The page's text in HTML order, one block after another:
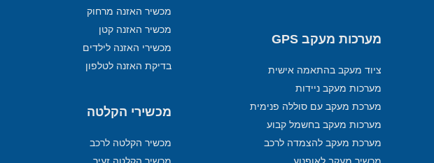
מערכות מעקב GPS
ציוד מעקב בהתאמה אישית
מערכות מעקב ניידות
מערכת מעקב עם סוללה פנימית
מערכות מעקב בחשמל קבוע
מערכת מעקב להצמדה לרכב
מכשיר מעקב לאופנוע
מכשיר האזנה מרחוק
מכשיר האזנה קטן
מכשירי האזנה לילדים
בדיקת האזנה לטלפון
מכשירי הקלטה
מכשיר הקלטה לרכב
מכשיר הקלטה זעיר